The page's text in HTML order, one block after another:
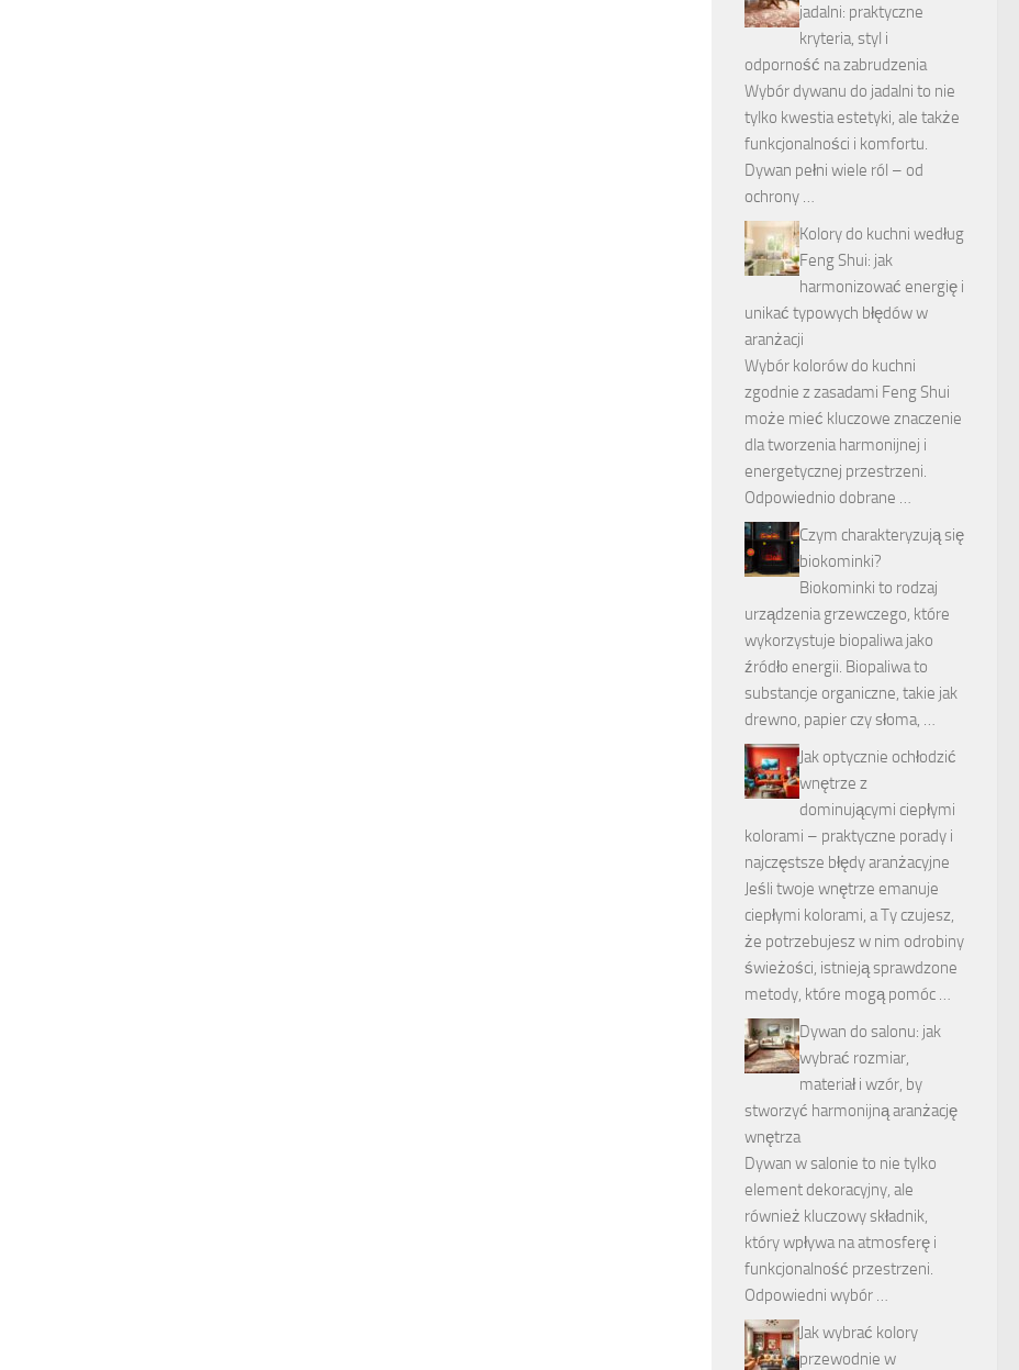
jadalni: praktyczne
kryteria, styl i
odporność na zabrudzenia
Wybór dywanu do jadalni to nie
tylko kwestia estetyki, ale także
funkcjonalności i komfortu.
Dywan pełni wiele ról – od
ochrony …
Kolory do kuchni według
Feng Shui: jak
harmonizować energię i
unikać typowych błędów w
aranżacji
Wybór kolorów do kuchni
zgodnie z zasadami Feng Shui
może mieć kluczowe znaczenie
dla tworzenia harmonijnej i
energetycznej przestrzeni.
Odpowiednio dobrane …
Czym charakteryzują się
biokominki?
Biokominki to rodzaj
urządzenia grzewczego, które
wykorzystuje biopaliwa jako
źródło energii. Biopaliwa to
substancje organiczne, takie jak
drewno, papier czy słoma, …
Jak optycznie ochłodzić
wnętrze z
dominującymi ciepłymi
kolorami – praktyczne porady i
najczęstsze błędy aranżacyjne
Jeśli twoje wnętrze emanuje
ciepłymi kolorami, a Ty czujesz,
że potrzebujesz w nim odrobiny
świeżości, istnieją sprawdzone
metody, które mogą pomóc …
Dywan do salonu: jak
wybrać rozmiar,
materiał i wzór, by
stworzyć harmonijną aranżację
wnętrza
Dywan w salonie to nie tylko
element dekoracyjny, ale
również kluczowy składnik,
który wpływa na atmosferę i
funkcjonalność przestrzeni.
Odpowiedni wybór …
Jak wybrać kolory
przewodnie w